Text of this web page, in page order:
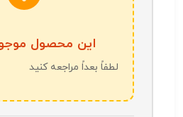
این محصول
لطفاً بعداً مراجعه کنید